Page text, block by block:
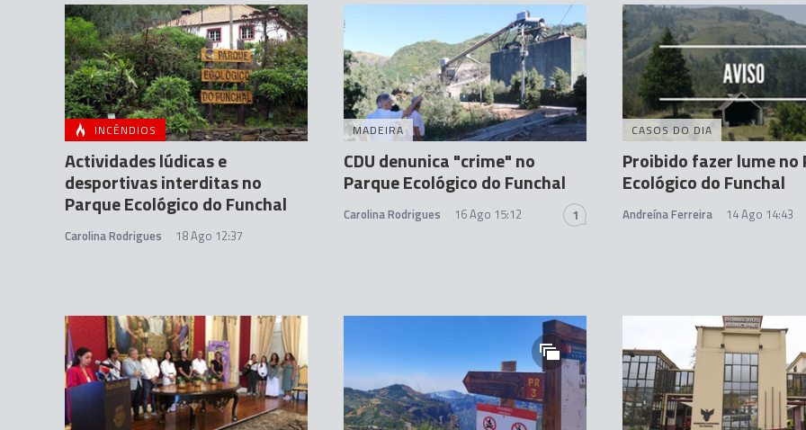
INCÊNDIOS
Actividades lúdicas e
desportivas interditas no
Parque Ecológico do Funchal
Carolina Rodrigues 18 Ago 12:37
MADEIRA
CDU denunica "crime" no
Parque Ecológico do Funchal
Carolina Rodrigues 16 Ago 15:12 1
CASOS DO DIA
Proibido fazer lume no
Ecológico do Funchal
Andreína Ferreira 14 Ago 14:43